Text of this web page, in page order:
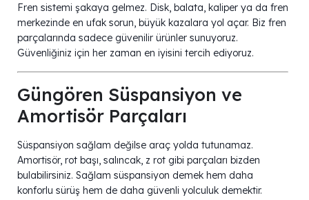
Fren sistemi şakaya gelmez. Disk, balata, kaliper ya da fren
merkezinde en ufak sorun, büyük kazalara yol açar. Biz fren
parçalarında sadece güvenilir ürünler sunuyoruz.
Güvenliğiniz için her zaman en iyisini tercih ediyoruz.
Güngören Süspansiyon ve
Amortisör Parçaları
Süspansiyon sağlam değilse araç yolda tutunamaz.
Amortisör, rot başı, salıncak, z rot gibi parçaları bizden
bulabilirsiniz. Sağlam süspansiyon demek hem daha
konforlu sürüş hem de daha güvenli yolculuk demektir.